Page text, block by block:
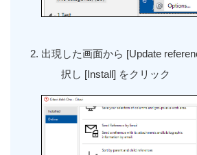
出現した画面から [Update
択し [Install] をクリック